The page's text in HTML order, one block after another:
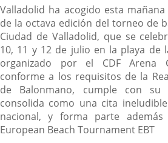
Descripción
Valladolid ha acogido esta
de la octava edición del torneo de
Ciudad de Valladolid, que se
10, 11 y 12 de julio en la playa de
organizado por el CDF Arena
conforme a los requisitos de la
de Balonmano, cumple con
consolida como una cita
nacional, y forma parte
European Beach Tournament EBT